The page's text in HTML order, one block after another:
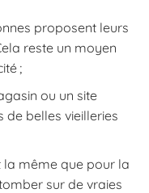
proposent leurs
reste un moyen
;
ou un site
de belles vieilleries
la même que pour la
sur de vraies